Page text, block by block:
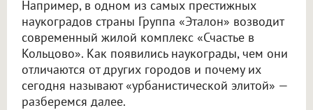
Например, в одном из самых престижных
наукоградов страны Группа «Эталон» возводит
современный жилой комплекс «Счастье в
Кольцово». Как появились наукограды, чем они
отличаются от других городов и почему их
сегодня называют «урбанистической элитой» —
разберемся далее.